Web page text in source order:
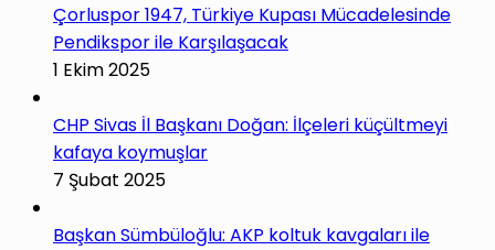
Çorluspor 1947, Türkiye Kupası Mücadelesinde
Pendikspor ile Karşılaşacak
1 Ekim 2025
CHP Sivas İl Başkanı Doğan: İlçeleri küçültmeyi
kafaya koymuşlar
7 Şubat 2025
Başkan Sümbüloğlu: AKP koltuk kavgaları ile